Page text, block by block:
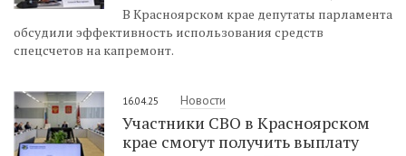
В Красноярском крае депутаты парламента
обсудили эффективность использования средств
спецсчетов на капремонт.
16.04.25 Новости
Участники СВО в Красноярском
крае смогут получить выплату